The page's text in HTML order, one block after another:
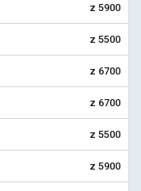
z 5900
z 5500
z 6700
z 6700
z 5500
z 5900